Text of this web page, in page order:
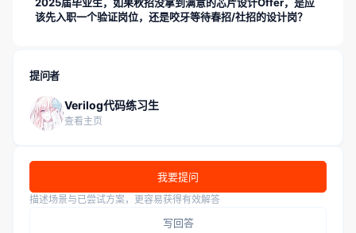
该先入职一个验证岗位，还是咬牙等待春招/社招的设计岗？
提问者
Verilog代码练习生
查看主页
我要提问
描述场景与已尝试方案，更容易获得有效解答
写回答